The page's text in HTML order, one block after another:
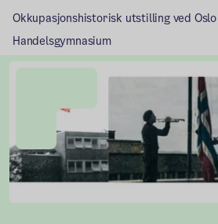
Okkupasjonshistorisk utstilling ved Oslo
Handelsgymnasium